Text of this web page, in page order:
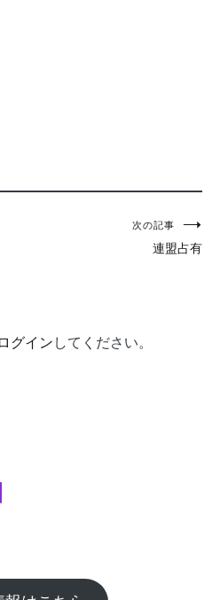
次の記事
連盟占有
ログイン してください。